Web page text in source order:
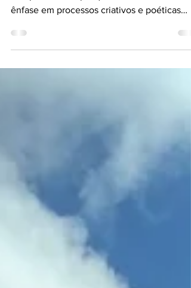
independente e pesquisadora de arte com
ênfase em processos criativos e poéticas